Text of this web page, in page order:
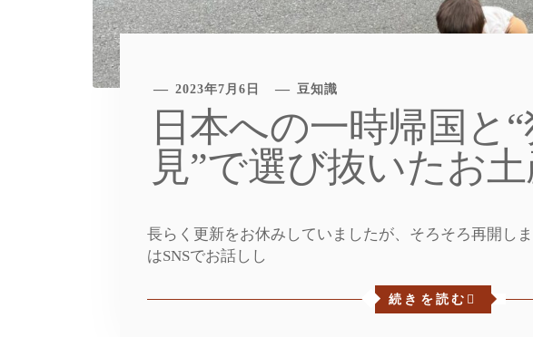
2023年7月6日 豆知識
日本への一時帰国と
見”で選び抜いたお土
長らく更新をお休みしていましたが、そろそろ再開し
はSNSでお話しし
続きを読む